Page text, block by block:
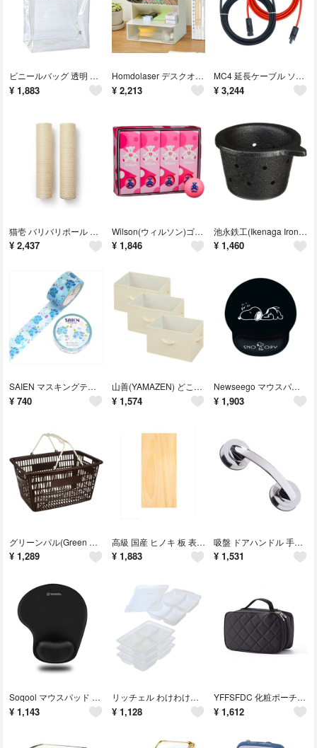
ビニールバッグ 透明 丈夫 トート クリアバッグ 手提げ 防水 推し活 痛バッグ
¥ 1,883
Homdolaser デスクオーガナイザー ペン立て 一体設計 卓上収納ボックス
¥ 2,213
MC4 延長ケーブル ソーラーケーブル ソーラーパネル延長ケーブル 6m 4SQ
¥ 3,244
猫壱 バリバリポール 麻 爪研ぎ 交換用 2本セット L
¥ 2,437
Wilson(ウィルソン)ゴルフボール BEAR4 ダース12個入り
¥ 1,846
池永鉄工(Ikenaga Iron Works) 水取り器 ミニ 南部鉄器 取り
¥ 1,460
SAIEN マスキングテープ雨ふりあじさいUR-4037サイズ20mm×7m カ
¥ 740
山善(YAMAZEN) どこでも収納ボックス 折り畳み 取っ手付き カラーボッ
¥ 1,574
Newseego マウスパッド リストレスト 一体型マウスパッド 低反発リストレ
¥ 1,903
グリーンパル(Green Ple)タマハシ 買い物カゴ 買い物かご 35×47×
¥ 1,289
高級 国産 ヒノキ 板 表札 彫刻 工作 プレナー加工 檜 桧 ひのき 木製 材
¥ 1,883
吸盤 ドアハンドル 手すり 吸盤 取っ手 強力吸盤 手すりドアハンドル 浴室用手
¥ 1,531
Soqool マウスパッド リストレスト一体型マウスパッド 低反発リストレス 人
¥ 1,143
リッチェル わけわけフリージング ブロックトレー 80 1ブロック容量80ml×
¥ 1,128
YFFSFDC 化粧ポーチ 収納ポーチ多機能 大容量 化粧品 収納バッグ 軽量
¥ 1,612